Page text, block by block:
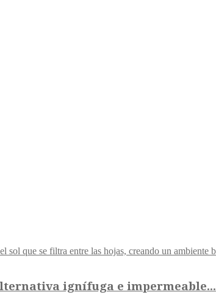
ignífuga e impermeable...